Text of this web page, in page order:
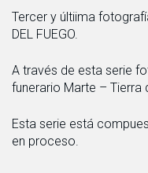
Tercer y últiima
DEL FUEGO.
A través de esta serie
funerario Marte – Tierra
Esta serie está
en proceso.